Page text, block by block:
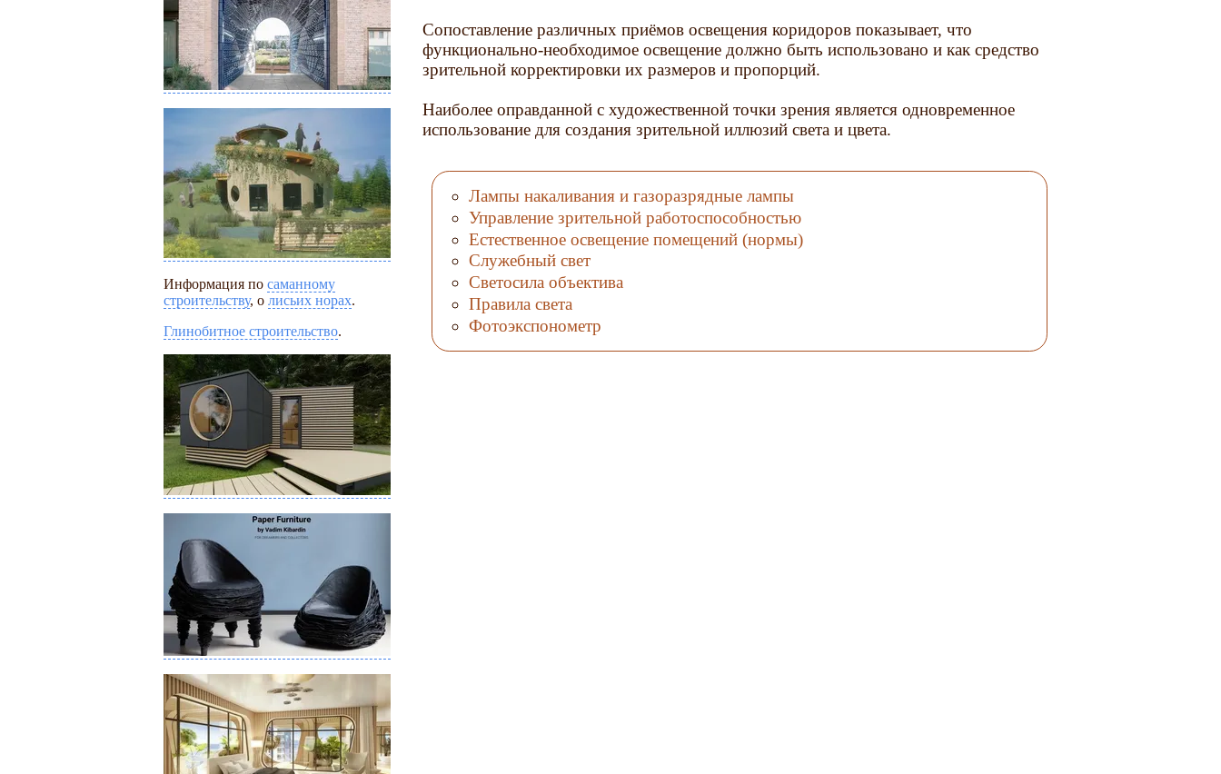
Информация по саманному
строительству, о лисьих норах.
Глинобитное строительство.
Сопоставление различных приёмов освещения коридоров показывает, что
функционально-необходимое освещение должно быть использовано и как средство
зрительной корректировки их размеров и пропорций.
Наиболее оправданной с художественной точки зрения является одновременное
использование для создания зрительной иллюзий света и цвета.
Лампы накаливания и газоразрядные лампы
Управление зрительной работоспособностью
Естественное освещение помещений (нормы)
Служебный свет
Светосила объектива
Правила света
Фотоэкспонометр